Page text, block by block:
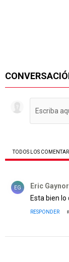
TODOS LOS
EG Eric Gaynor
Esta bien
RESPONDER